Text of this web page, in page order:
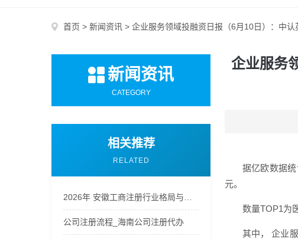
首页 > 新闻资讯 > 企业服务领域投融资日报（6月10日）：中
新闻资讯
CATEGORY
相关推荐
RELATED
公司注册流程_海南公司注册代办
企业服务
据亿欧数据
元。
数量TOP1为
其中， 企业